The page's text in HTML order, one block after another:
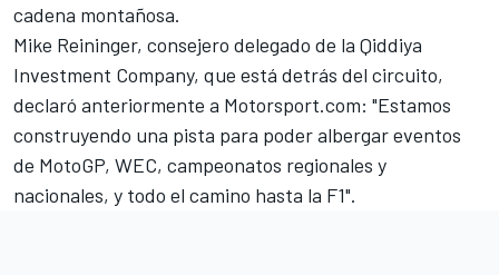
cadena montañosa.
Mike Reininger, consejero delegado de la Qiddiya
Investment Company, que está detrás del circuito,
declaró anteriormente a Motorsport.com: "Estamos
construyendo una pista para poder albergar eventos
de MotoGP, WEC, campeonatos regionales y
nacionales, y todo el camino hasta la F1".